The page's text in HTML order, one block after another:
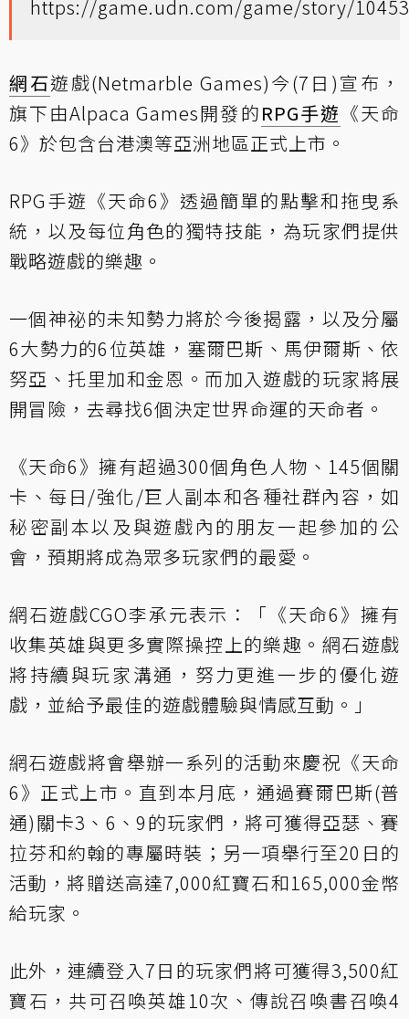
https://game.udn.com/game/story/
網石遊戲(Netmarble Games)今(7日)宣布，
旗下由Alpaca Games開發的RPG手遊 《天命
6》於包含台港澳等亞洲地區正式上市。
RPG手遊《天命6》透過簡單的點擊和拖曳系
統，以及每位角色的獨特技能，為玩家們提供
戰略遊戲的樂趣。
一個神祕的未知勢力將於今後揭露，以及分屬
6大勢力的6位英雄，塞爾巴斯、馬伊爾斯、依
努亞、托里加和金恩。而加入遊戲的玩家將展
開冒險，去尋找6個決定世界命運的天命者。
《天命6》擁有超過300個角色人物、145個關
卡、每日/強化/巨人副本和各種社群內容，如
秘密副本以及與遊戲內的朋友一起參加的公
會，預期將成為眾多玩家們的最愛。
網石遊戲CGO李承元表示：「《天命6》擁有
收集英雄與更多實際操控上的樂趣。網石遊戲
將持續與玩家溝通，努力更進一步的優化遊
戲，並給予最佳的遊戲體驗與情感互動。」
網石遊戲將會舉辦一系列的活動來慶祝《天命
6》正式上市。直到本月底，通過賽爾巴斯(普
通)關卡3、6、9的玩家們，將可獲得亞瑟、賽
拉芬和約翰的專屬時裝；另一項舉行至20日的
活動，將贈送高達7,000紅寶石和165,000金幣
給玩家。
此外，連續登入7日的玩家們將可獲得3,500紅
寶石，共可召喚英雄10次、傳說召喚書召喚4